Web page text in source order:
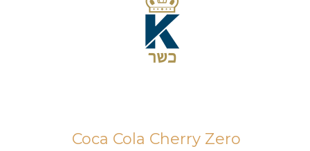
Coca Cola Cherry Zero